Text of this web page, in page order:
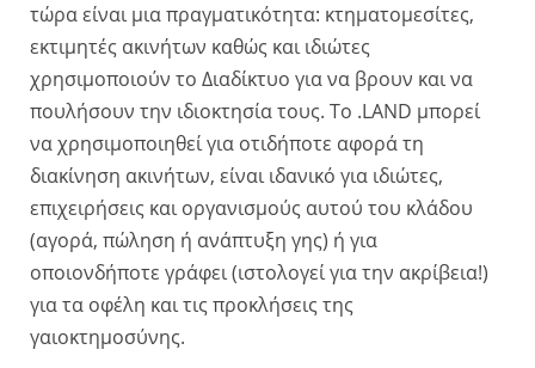
τώρα είναι μια πραγματικότητα: κτηματομεσίτες,
εκτιμητές ακινήτων καθώς και ιδιώτες
χρησιμοποιούν το Διαδίκτυο για να βρουν και να
πουλήσουν την ιδιοκτησία τους. Το .LAND μπορεί
να χρησιμοποιηθεί για οτιδήποτε αφορά τη
διακίνηση ακινήτων, είναι ιδανικό για ιδιώτες,
επιχειρήσεις και οργανισμούς αυτού του κλάδου
(αγορά, πώληση ή ανάπτυξη γης) ή για
οποιονδήποτε γράφει (ιστολογεί για την ακρίβεια!)
για τα οφέλη και τις προκλήσεις της
γαιοκτημοσύνης.